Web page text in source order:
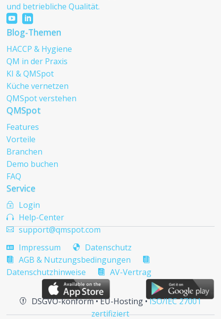
und betriebliche Qualität.
 
Blog-Themen
HACCP & Hygiene
QM in der Praxis
KI & QMSpot
Küche vernetzen
QMSpot verstehen
QMSpot
Features
Vorteile
Branchen
Demo buchen
FAQ
Service
~ Login
 Help-Center
 support@qmspot.com
 Impressum  Datenschutz
 AGB & Nutzungsbedingungen 
Datenschutzhinweise  AV-Vertrag
 DSGVO-konform • EU-Hosting •ISO/IEC 27001
zertifiziert